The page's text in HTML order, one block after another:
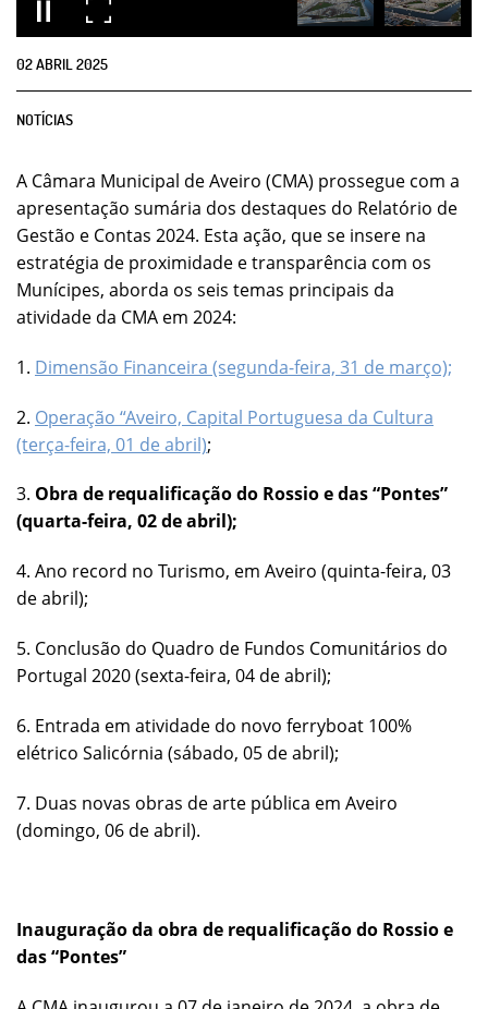
02ABRIL 2025
NOTÍCIAS
A Câmara Municipal de Aveiro (CMA) prossegue com a
apresentação sumária dos destaques do Relatório de
Gestão e Contas 2024. Esta ação, que se insere na
estratégia de proximidade e transparência com os
Munícipes, aborda os seis temas principais da
atividade da CMA em 2024:
1. Dimensão Financeira (segunda-feira, 31 de março);
2. Operação “Aveiro, Capital Portuguesa da Cultura
(terça-feira, 01 de abril);
3. Obra de requalificação do Rossio e das “Pontes”
(quarta-feira, 02 de abril);
4. Ano record no Turismo, em Aveiro (quinta-feira, 03
de abril);
5. Conclusão do Quadro de Fundos Comunitários do
Portugal 2020 (sexta-feira, 04 de abril);
6. Entrada em atividade do novo ferryboat 100%
elétrico Salicórnia (sábado, 05 de abril);
7. Duas novas obras de arte pública em Aveiro
(domingo, 06 de abril).
Inauguração da obra de requalificação do Rossio e
das “Pontes”